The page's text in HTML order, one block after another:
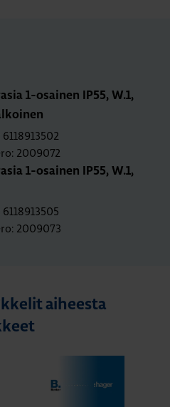
1-osai­nen IP55, W.1,
2009072
1-osai­nen IP55, W.1,
2009073
aiheesta